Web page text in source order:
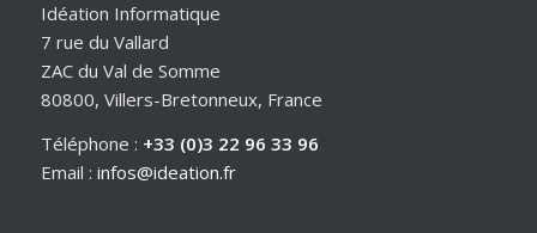
Idéation Informatique
7 rue du Vallard
ZAC du Val de Somme
80800, Villers-Bretonneux, France
Téléphone : +33 (0)3 22 96 33 96
Email : infos@ideation.fr